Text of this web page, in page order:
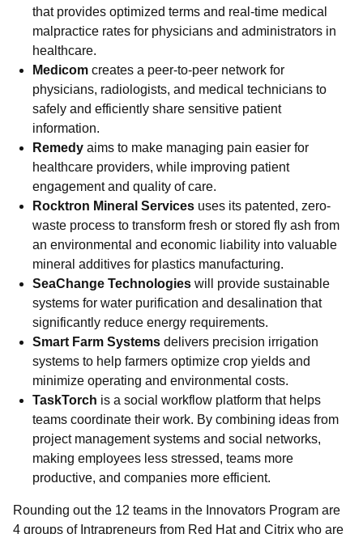
that provides optimized terms and real-time medical
malpractice rates for physicians and administrators in
healthcare.
Medicom creates a peer-to-peer network for
physicians, radiologists, and medical technicians to
safely and efficiently share sensitive patient
information.
Remedy aims to make managing pain easier for
healthcare providers, while improving patient
engagement and quality of care.
Rocktron Mineral Services uses its patented, zero-
waste process to transform fresh or stored fly ash from
an environmental and economic liability into valuable
mineral additives for plastics manufacturing.
SeaChange Technologies will provide sustainable
systems for water purification and desalination that
significantly reduce energy requirements.
Smart Farm Systems delivers precision irrigation
systems to help farmers optimize crop yields and
minimize operating and environmental costs.
TaskTorch is a social workflow platform that helps
teams coordinate their work. By combining ideas from
project management systems and social networks,
making employees less stressed, teams more
productive, and companies more efficient.
Rounding out the 12 teams in the Innovators Program are
4 groups of Intrapreneurs from Red Hat and Citrix who are